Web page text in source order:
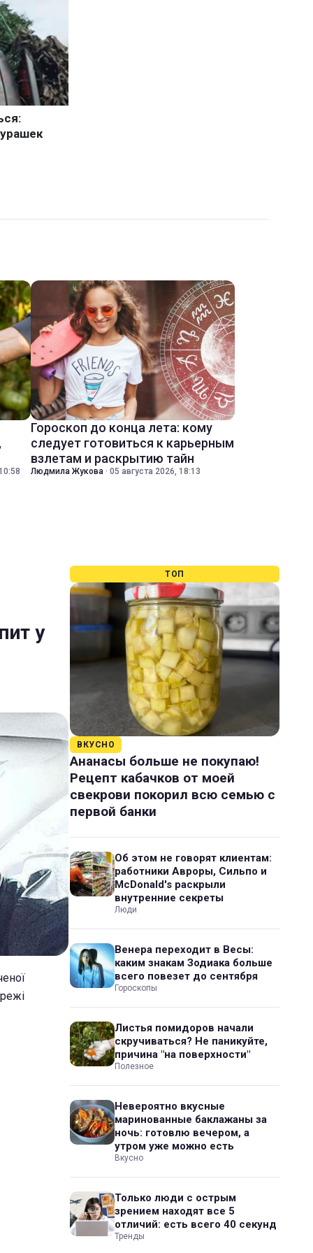
Гороскоп до конца лета: кому
следует готовиться к карьерным
взлетам и раскрытию тайн
Людмила Жукова · 05 августа 2026, 18:13
у
ТОП
ВКУСНО
Ананасы больше не покупаю!
Рецепт кабачков от моей
свекрови покорил всю семью с
первой банки
Об этом не говорят клиентам:
работники Авроры, Сильпо и
McDonald's раскрыли
внутренние секреты
Люди
Венера переходит в Весы:
каким знакам Зодиака больше
всего повезет до сентября
Гороскопы
Листья помидоров начали
скручиваться? Не паникуйте,
причина "на поверхности"
Полезное
Невероятно вкусные
маринованные баклажаны за
ночь: готовлю вечером, а
утром уже можно есть
Вкусно
Только люди с острым
зрением находят все 5
отличий: есть всего 40 секунд
Тренды